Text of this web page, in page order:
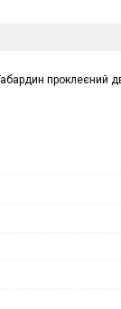
проклеєний